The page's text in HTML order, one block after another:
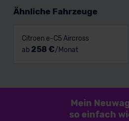
Ähnliche Fahrzeuge
Citroen e-C5 Aircross
ab 258 €/Monat
Mein
so einfach